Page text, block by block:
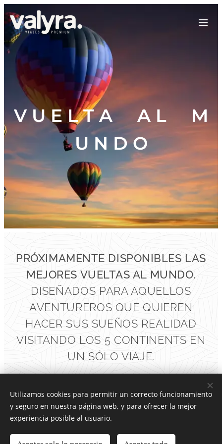
V U E L T A A L M
U N D O
PRÓXIMAMENTE DISPONIBLES LAS
MEJORES VUELTAS AL MUNDO.
DISEÑADOS PARA AQUELLOS
AVENTUREROS QUE QUIEREN
HACER SUS SUEÑOS REALIDAD
VISITANDO LOS 5 CONTINENTS EN
UN SÓLO VIAJE.
Valyra Travel
© 2020 Todos los derechos reservados. Web creada por
Esenco Digital.
Utilizamos cookies para permitir un correcto funcionamiento
y seguro en nuestra página web, y para ofrecer la mejor
experiencia posible al usuario.